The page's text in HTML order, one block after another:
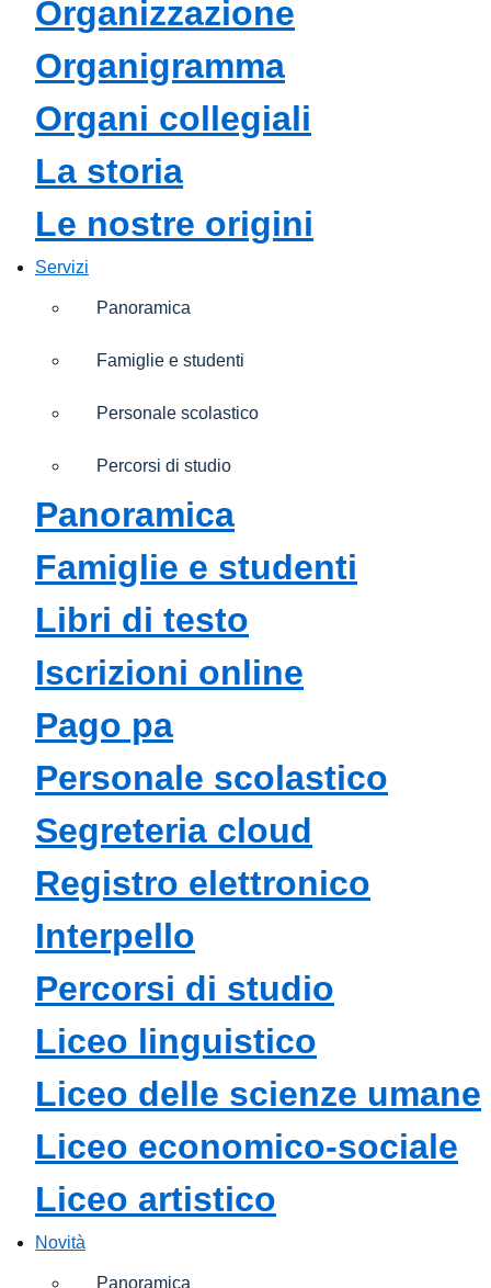
organizzazione
organigramma
organi collegiali
la storia
le nostre origini
Servizi
Panoramica
Famiglie e studenti
Personale scolastico
Percorsi di studio
panoramica
famiglie e studenti
libri di testo
iscrizioni online
pago pa
personale scolastico
segreteria cloud
registro elettronico
interpello
percorsi di studio
liceo linguistico
liceo delle scienze umane
liceo economico-sociale
liceo artistico
Novità
Panoramica